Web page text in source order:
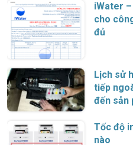
iWater
cho
đủ
Lịch sử
tiếp
đến sản
Tốc độ
nào